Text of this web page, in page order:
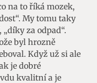
na to říká mozek,
My tomu taky
„díky za odpad“.
byl hrozně
Když už si ale
je dobré
kvalitní a je